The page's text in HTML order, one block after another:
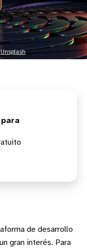
Unsplash
de desarrollo
gran interés. Para